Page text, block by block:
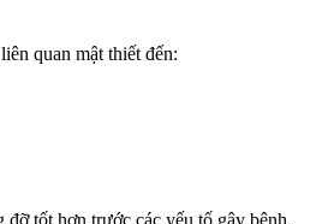
quan mật thiết đến:
đỡ tốt hơn trước các yếu tố gây bệnh.